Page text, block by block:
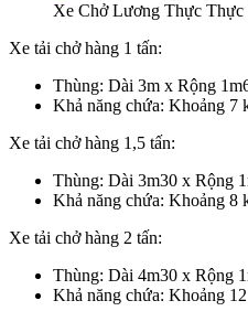
Xe Chở Lương Thực Thực
Xe tải chở hàng 1 tấn:
Thùng: Dài 3m x Rộng
Khả năng chứa: Khoảng 7
Xe tải chở hàng 1,5 tấn:
Thùng: Dài 3m30 x Rộng
Khả năng chứa: Khoảng 8
Xe tải chở hàng 2 tấn:
Thùng: Dài 4m30 x Rộng
Khả năng chứa: Khoảng